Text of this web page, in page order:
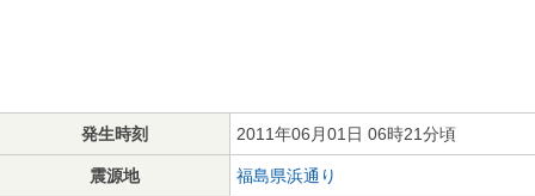
発生時刻 2011年06月01日 06時21分頃
震源地 福島県浜通り